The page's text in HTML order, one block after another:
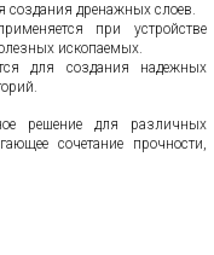
создания дренажных слоев.
при устройстве
ископаемых.
для создания надежных
решение для различных
сочетание прочности,